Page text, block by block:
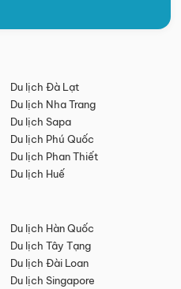
Du lịch Đà Lạt
Du lịch Nha Trang
Du lịch Sapa
Du lịch Phú Quốc
Du lịch Phan Thiết
Du lịch Huế
Du lịch Hàn Quốc
Du lịch Tây Tạng
Du lịch Đài Loan
Du lịch Singapore